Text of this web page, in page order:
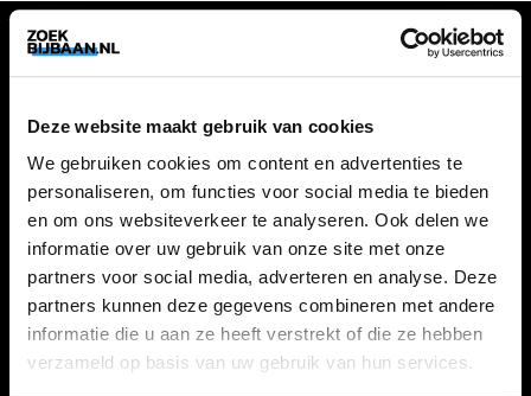
Deze website maakt gebruik van cookies
We gebruiken cookies om content en advertenties te
personaliseren, om functies voor social media te bieden
en om ons websiteverkeer te analyseren. Ook delen we
informatie over uw gebruik van onze site met onze
partners voor social media, adverteren en analyse. Deze
partners kunnen deze gegevens combineren met andere
informatie die u aan ze heeft verstrekt of die ze hebben
verzameld op basis van uw gebruik van hun services.
ZOEKBIJBAAN
FAQ
Kennis maken met MELON
VACATURES
Alle vacatures